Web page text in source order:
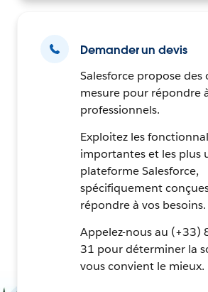
Demander un devis
Salesforce propose des
mesure pour répondre
professionnels.
Exploitez les
importantes et les plus
plateforme Salesforce,
spécifiquement
répondre à vos besoins.
Appelez-nous au (+33)
31 pour déterminer la
vous convient le mieux.